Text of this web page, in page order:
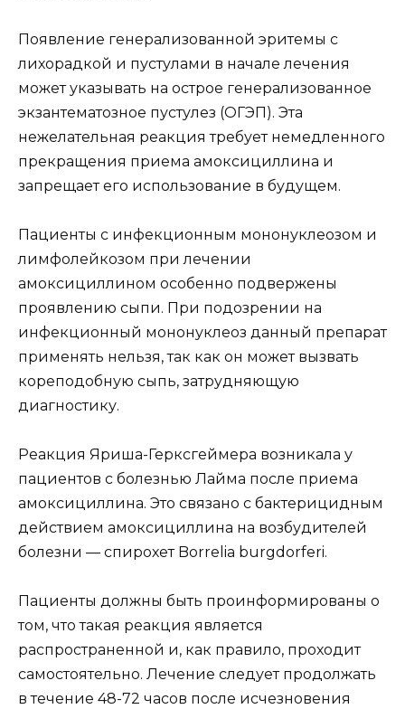
Появление генерализованной эритемы с
лихорадкой и пустулами в начале лечения
может указывать на острое генерализованное
экзантематозное пустулез (ОГЭП). Эта
нежелательная реакция требует немедленного
прекращения приема амоксициллина и
запрещает его использование в будущем.
Пациенты с инфекционным мононуклеозом и
лимфолейкозом при лечении
амоксициллином особенно подвержены
проявлению сыпи. При подозрении на
инфекционный мононуклеоз данный препарат
применять нельзя, так как он может вызвать
кореподобную сыпь, затрудняющую
диагностику.
Реакция Яриша-Герксгеймера возникала у
пациентов с болезнью Лайма после приема
амоксициллина. Это связано с бактерицидным
действием амоксициллина на возбудителей
болезни — спирохет Borrelia burgdorferi.
Пациенты должны быть проинформированы о
том, что такая реакция является
распространенной и, как правило, проходит
самостоятельно. Лечение следует продолжать
в течение 48-72 часов после исчезновения